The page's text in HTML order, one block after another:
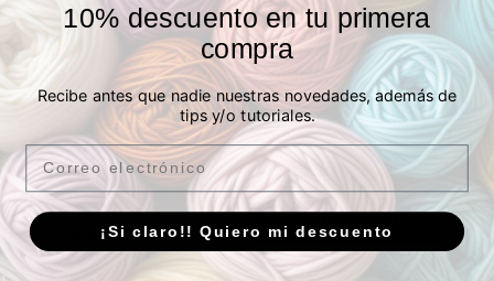
Loneta reciclada rayas
divertidas / Recycled
Canvas Funny Stripes
Salinas
4,00 € IVA Incluído
27 en stock
Bobina de hilo
transparente
Valorado
con
5.00
de 5
2,60€ IVA Incluído
6 en stock
Añadir al carrito
10% descuento en tu primera
compra
Recibe antes que nadie nuestras novedades, además de
tips y/o tutoriales.
Email
¡Si claro!! Quiero mi descuento